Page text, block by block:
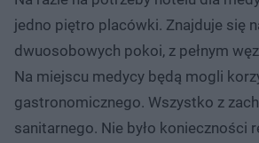
jedno piętro placówki. Znajduje się
dwuosobowych pokoi, z pełnym
Na miejscu medycy będą mogli
gastronomicznego. Wszystko z
sanitarnego. Nie było konieczności